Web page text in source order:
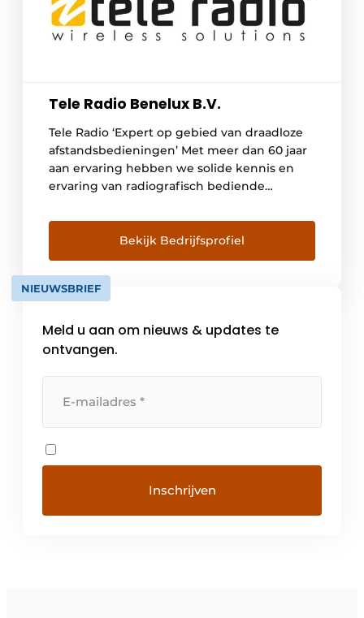
Tele Radio Benelux B.V.
Tele Radio ‘Expert op gebied van draadloze
afstandsbedieningen’ Met meer dan 60 jaar
aan ervaring hebben we solide kennis en
ervaring van radiografisch bediende
Onze universele draadloze systemen zijn te
vinden bij procesbesturing, in de offshore,
bij geautomatiseerde toegangssystemen, in
de scheepvaart, bij de bediening van kranen
en lieren etc. De […]
Bekijk Bedrijfsprofiel
NIEUWSBRIEF
Meld u aan om nieuws & updates te
ontvangen.